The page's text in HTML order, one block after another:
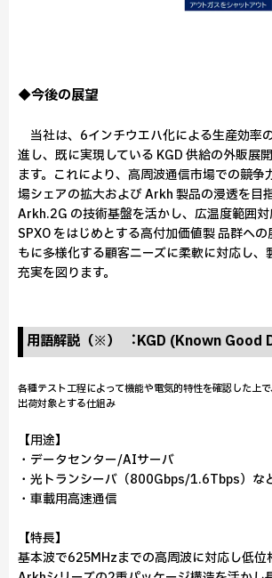
◆今後の展望
当社は、6インチウエハ化による⽣産効率
進し、既に実現している KGD 供給の外販展
ます。これにより、⾼周波通信市場での競争
場シェアの拡⼤および Arkh 製品の浸透を⽬
Arkh.2G の技術基盤を活かし、広温度範囲対
SPXO をはじめとする⾼付加価値製 品群へ
もに多様化する顧客ニーズに柔軟に対応し、
充実を図ります。
⽤語解説（※） ︓KGD (Known Good
各種テスト⼯程によって機能や電気的特性を確認した上
出荷対象とする仕組み
【用途】
・データセンター/AIサーバ
・光トランシーバ（800Gbps/1.6Tbps）な
・車載用高速通信
【特長】
基本波で625MHzまでの高周波に対応し低位